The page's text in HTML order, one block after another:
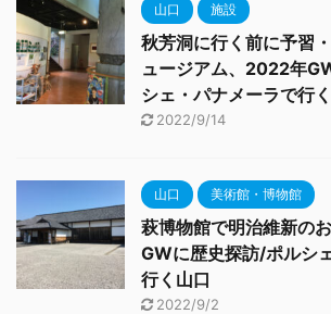
山口 施設
秋芳洞に行く前に予習
ュージアム、2022年
シェ・パナメーラで行
2022/9/14
山口 美術館・博物館
萩博物館で明治維新の
GWに歴史探訪/ポルシ
行く山口
2022/9/2